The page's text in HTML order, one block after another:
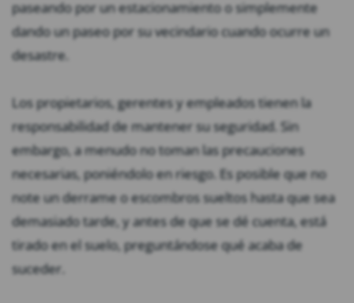
paseando por un estacionamiento o simplemente
dando un paseo por su vecindario cuando ocurre un
desastre.
Los propietarios, gerentes y empleados tienen la
responsabilidad de mantener su seguridad. Sin
embargo, a menudo no toman las precauciones
necesarias, poniéndolo en riesgo. Es posible que no
note un derrame o escombros sueltos hasta que sea
demasiado tarde, y antes de que se dé cuenta, está
tirado en el suelo, preguntándose qué acaba de
suceder.